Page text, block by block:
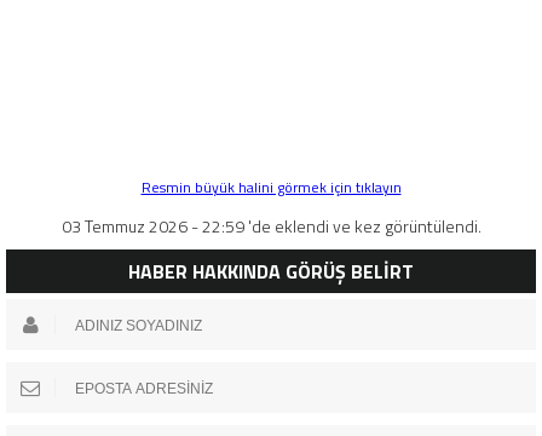
Resmin büyük halini görmek için tıklayın
03 Temmuz 2026 - 22:59 'de eklendi ve kez görüntülendi.
HABER HAKKINDA GÖRÜŞ BELİRT